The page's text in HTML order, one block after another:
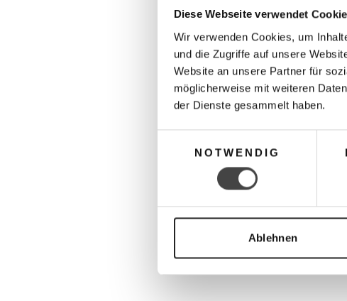
Diese Webseite verwendet
Wir verwenden Cookies, um
und die Zugriffe auf unsere
Website an unsere Partner für
möglicherweise mit weiteren
der Dienste gesammelt haben.
NOTWENDIG
Ablehnen